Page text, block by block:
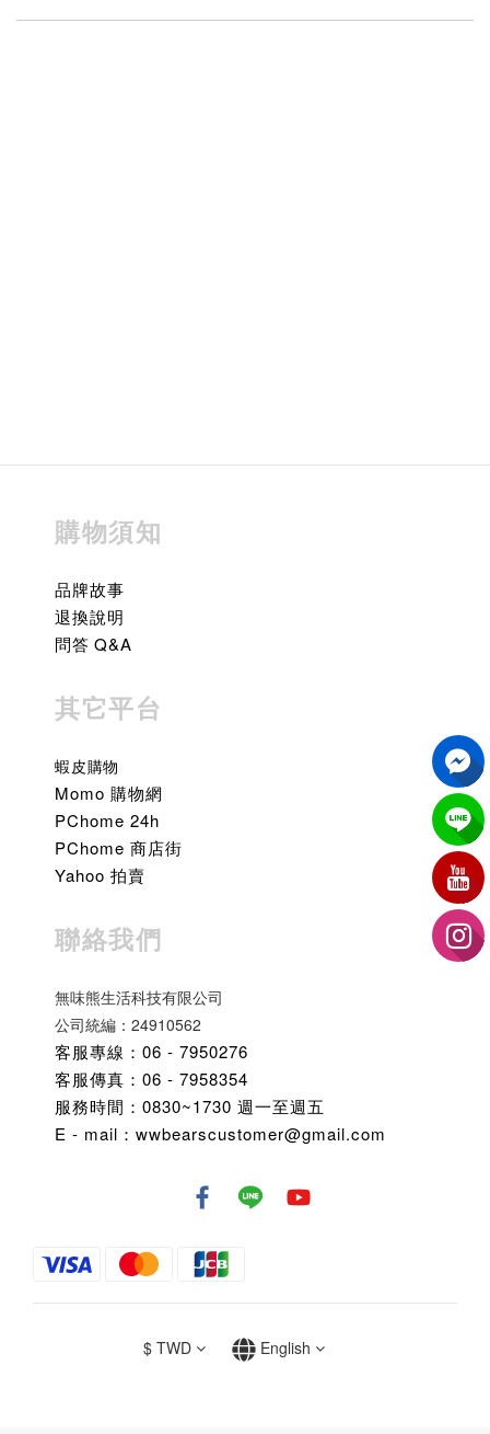
購物須知
品牌故事
退換說明
問答 Q&A
其它平台
蝦皮購物
Momo 購物網
PChome 24h
PChome 商店街
Yahoo 拍賣
聯絡我們
無味熊生活科技有限公司
公司統編：24910562
客服專線：06 - 7950276
客服傳真：06 - 7958354
服務時間：0830~1730 週一至週五
E - mail：wwbearscustomer@gmail.com
$ TWD English